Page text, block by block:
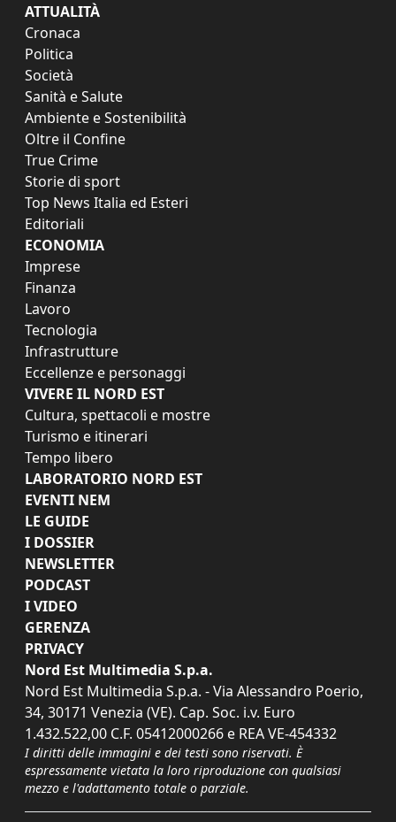
ATTUALITÀ
Cronaca
Politica
Società
Sanità e Salute
Ambiente e Sostenibilità
Oltre il Confine
True Crime
Storie di sport
Top News Italia ed Esteri
Editoriali
ECONOMIA
Imprese
Finanza
Lavoro
Tecnologia
Infrastrutture
Eccellenze e personaggi
VIVERE IL NORD EST
Cultura, spettacoli e mostre
Turismo e itinerari
Tempo libero
LABORATORIO NORD EST
EVENTI NEM
LE GUIDE
I DOSSIER
NEWSLETTER
PODCAST
I VIDEO
GERENZA
PRIVACY
Nord Est Multimedia S.p.a.
Nord Est Multimedia S.p.a. - Via Alessandro Poerio,
34, 30171 Venezia (VE). Cap. Soc. i.v. Euro
1.432.522,00 C.F. 05412000266 e REA VE-454332
I diritti delle immagini e dei testi sono riservati. È
espressamente vietata la loro riproduzione con qualsiasi
mezzo e l'adattamento totale o parziale.